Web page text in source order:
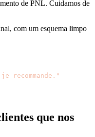
de PNL. Cuidamos de
com um esquema limpo
recommande."
que nos